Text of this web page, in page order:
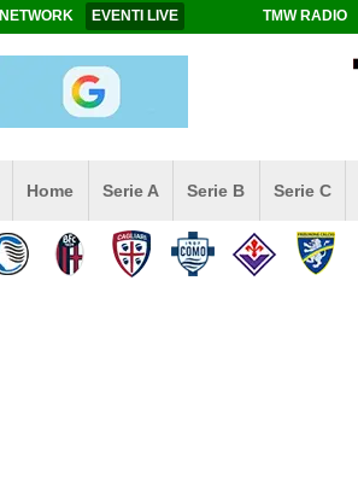
NETWORK EVENTI LIVE TMW RADIO
Home Serie A Serie B Serie C